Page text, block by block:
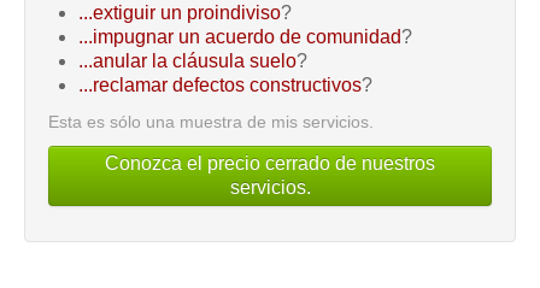
...extiguir un proindiviso?
...impugnar un acuerdo de comunidad?
...anular la cláusula suelo?
...reclamar defectos constructivos?
Esta es sólo una muestra de mis servicios.
Conozca el precio cerrado de nuestros
servicios.